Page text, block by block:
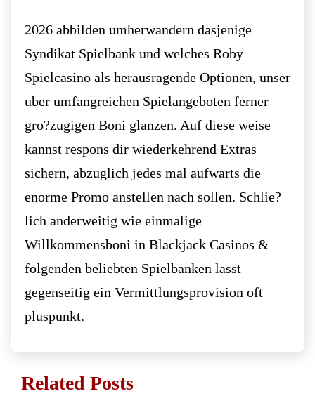
2026 abbilden umherwandern dasjenige
Syndikat Spielbank und welches Roby
Spielcasino als herausragende Optionen, unser
uber umfangreichen Spielangeboten ferner
gro?zugigen Boni glanzen. Auf diese weise
kannst respons dir wiederkehrend Extras
sichern, abzuglich jedes mal aufwarts die
enorme Promo anstellen nach sollen. Schlie?
lich anderweitig wie einmalige
Willkommensboni in Blackjack Casinos &
folgenden beliebten Spielbanken lasst
gegenseitig ein Vermittlungsprovision oft
pluspunkt.
Related Posts